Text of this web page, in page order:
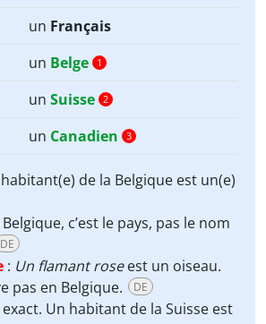
un Français
un Belge 1
un Suisse 2
un Canadien 3
de la Belgique est un(e)
Belgique, c’est le pays, pas le nom
DE
: Un flamant roseest un oiseau.
pas en Belgique.
DE
exact. Un habitant de la Suisse est